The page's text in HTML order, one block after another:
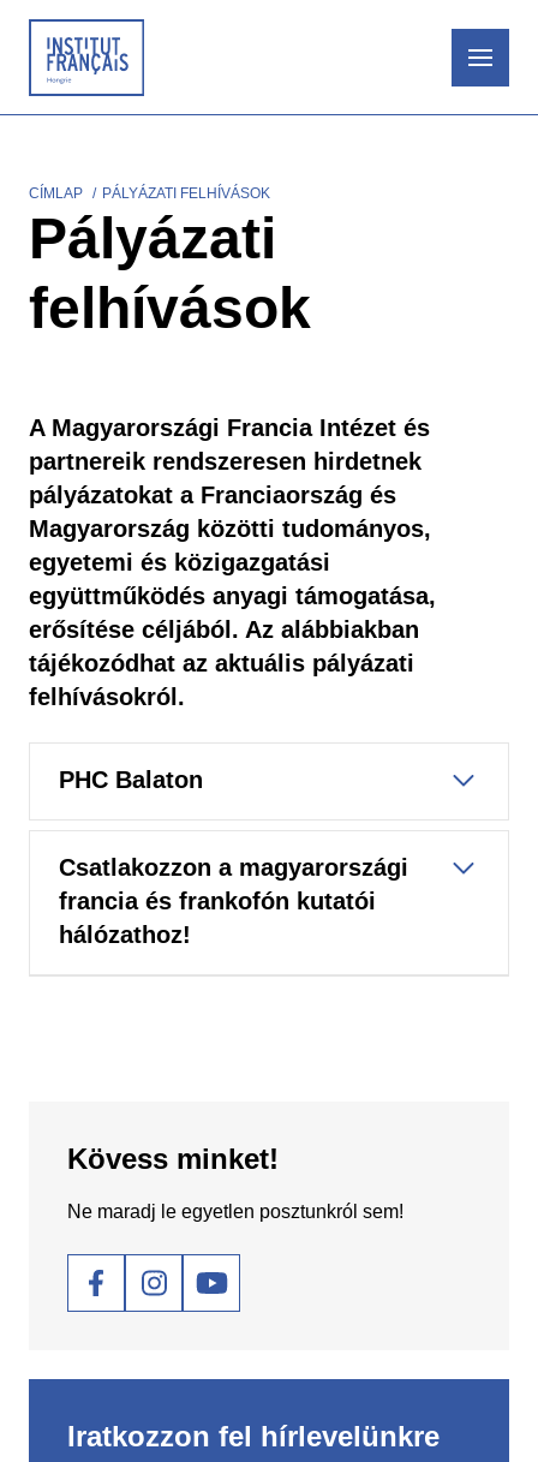
tartalomra
Morzsa
CÍMLAP PÁLYÁZATI FELHÍVÁSOK
Pályázati
felhívások
A Magyarországi Francia Intézet és
partnereik rendszeresen hirdetnek
pályázatokat a Franciaország és
Magyarország közötti tudományos,
egyetemi és közigazgatási
együttműködés anyagi támogatása,
erősítése céljából. Az alábbiakban
tájékozódhat az aktuális pályázati
felhívásokról.
PHC Balaton
Csatlakozzon a magyarországi
francia és frankofón kutatói
hálózathoz!
Kövess minket!
Ne maradj le egyetlen posztunkról sem!
Social
Iratkozzon fel hírlevelünkre